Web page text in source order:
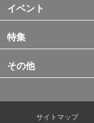
イベント
特集
その他
サイトマップ